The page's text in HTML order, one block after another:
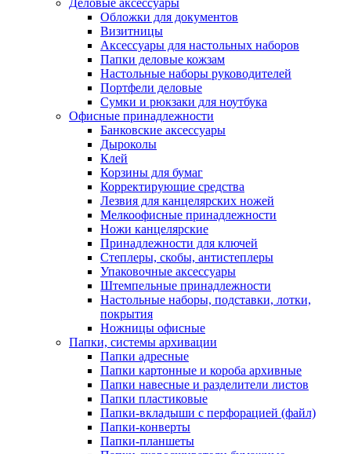
Обложки для документов
Визитницы
Аксессуары для настольных наборов
Папки деловые кожзам
Настольные наборы руководителей
Портфели деловые
Сумки и рюкзаки для ноутбука
Офисные принадлежности
Банковские аксессуары
Дыроколы
Клей
Корзины для бумаг
Корректирующие средства
Лезвия для канцелярских ножей
Мелкоофисные принадлежности
Ножи канцелярские
Принадлежности для ключей
Степлеры, скобы, антистеплеры
Упаковочные аксессуары
Штемпельные принадлежности
Настольные наборы, подставки, лотки,
покрытия
Ножницы офисные
Папки, системы архивации
Папки адресные
Папки картонные и короба архивные
Папки навесные и разделители листов
Папки пластиковые
Папки-вкладыши с перфорацией (файл)
Папки-конверты
Папки-планшеты